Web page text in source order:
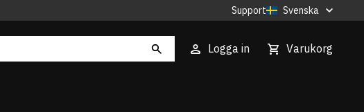
Support Svenska
Logga in Varukorg